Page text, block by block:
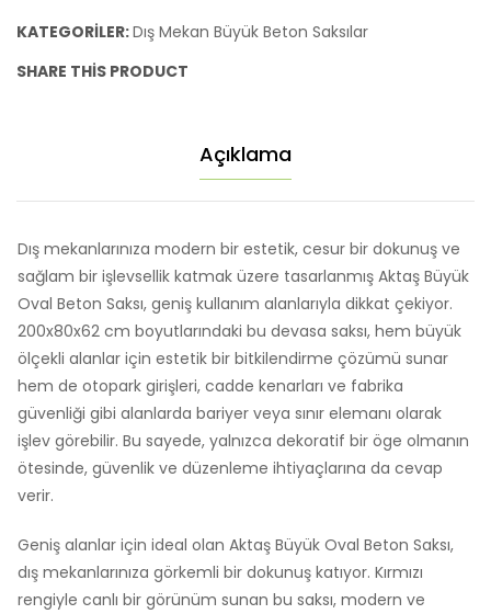
cm)
–
KATEGORILER:Dış Mekan Büyük Beton Saksılar
SHARE THIS PRODUCT
Açıklama
Dış mekanlarınıza modern bir estetik, cesur bir dokunuş ve
sağlam bir işlevsellik katmak üzere tasarlanmış Aktaş Büyük
Oval Beton Saksı, geniş kullanım alanlarıyla dikkat çekiyor.
200x80x62 cm boyutlarındaki bu devasa saksı, hem büyük
ölçekli alanlar için estetik bir bitkilendirme çözümü sunar
hem de otopark girişleri, cadde kenarları ve fabrika
güvenliği gibi alanlarda bariyer veya sınır elemanı olarak
işlev görebilir. Bu sayede, yalnızca dekoratif bir öge olmanın
ötesinde, güvenlik ve düzenleme ihtiyaçlarına da cevap
verir.
Geniş alanlar için ideal olan Aktaş Büyük Oval Beton Saksı,
dış mekanlarınıza görkemli bir dokunuş katıyor. Kırmızı
rengiyle canlı bir görünüm sunan bu saksı, modern ve